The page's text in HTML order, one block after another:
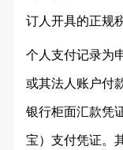
订人开具的正规
个人支付记录为
或其法人账户付
银行柜面汇款凭
宝）支付凭证。